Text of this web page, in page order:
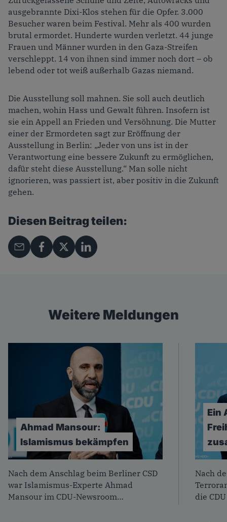
ausgebrannte Dixi-Klos stehen für die Opfer. 3.000
Besucher waren beim Festival. Mehr als 400 wurden
brutal ermordet. Hunderte wurden verletzt. 44 junge
Frauen und Männer wurden in den Gaza-Streifen
verschleppt. 14 von ihnen sind immer noch dort – ob
lebend oder tot weiß außerhalb Gazas niemand.
Die Ausstellung soll mahnen. Sie soll auch deutlich
machen, wohin Hass und Gewalt führen. Insofern ist
sie ein Appell an Frieden und Versöhnung. Die Mutter
einer der Ermordeten sagt zur Eröffnung der
Ausstellung in Berlin: „Jeder von uns ist in der
Verantwortung eine bessere Zukunft zu ermöglichen,
dafür steht diese Ausstellung.“ Man solle nicht
ignorieren, was passiert ist, aber positiv in die Zukunft
gehen.
Diesen Beitrag teilen:
Weitere Meldungen
Ahmad Mansour:
Islamismus bekämpfen
Nach dem Anschlag beim Berliner CSD
war Islamismus-Experte Ahmad
Mansour im CDU-Newsroom…
Ein
Nach
die